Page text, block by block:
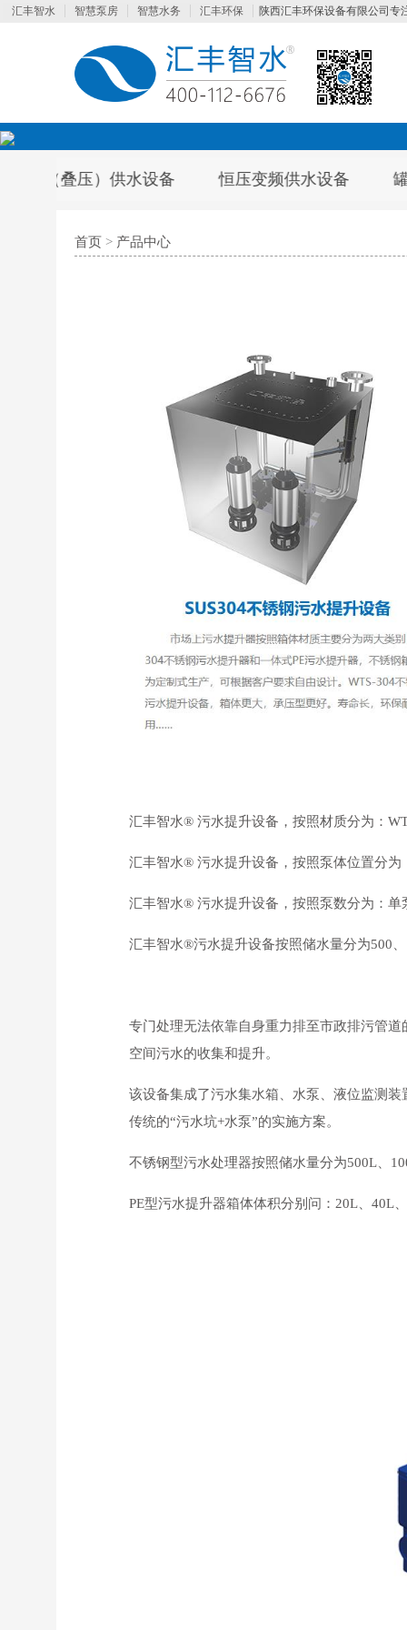
汇丰智水 智慧泵房 智慧水务 汇丰环保 陕西汇丰环保设备有限公司专
恒压变频供水设备 罐式无负压（叠压
首页 > 产品中心
汇丰智水® 污水提升设备，按照材质分为：
汇丰智水® 污水提升设备，按照泵体位置分为
汇丰智水® 污水提升设备，按照泵数分为：单
汇丰智水®污水提升设备按照储水量分为500
专门处理无法依靠自身重力排至市政排污管
空间污水的收集和提升。
该设备集成了污水集水箱、水泵、液位监测
传统的“污水坑+水泵”的实施方案。
不锈钢型污水处理器按照储水量分为500L、
PE型污水提升器箱体体积分别问：20L、40L